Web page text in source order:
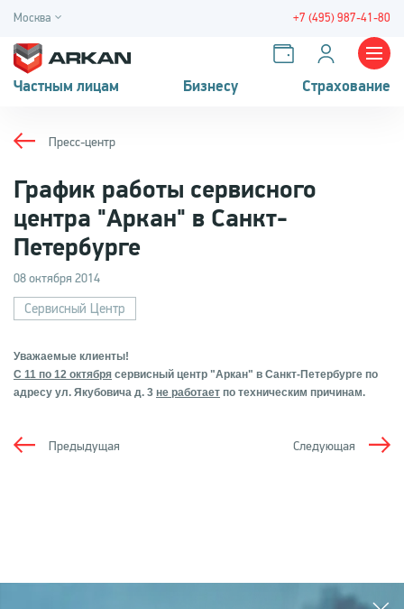
Москва +7 (495) 987-41-80
Частным лицам Бизнесу Страхование
Пресс-центр
График работы сервисного
центра "Аркан" в Санкт-
Петербурге
08 октября 2014
Сервисный Центр
Уважаемые клиенты!
С 11 по 12 октября сервисный центр "Аркан" в Санкт-Петербурге по
адресу ул. Якубовича д. 3 не работает по техническим причинам.
Следующая
Предыдущая